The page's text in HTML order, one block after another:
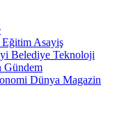
Eğitim Asayiş
Belediye Teknoloji
Gündem
Dünya Magazin